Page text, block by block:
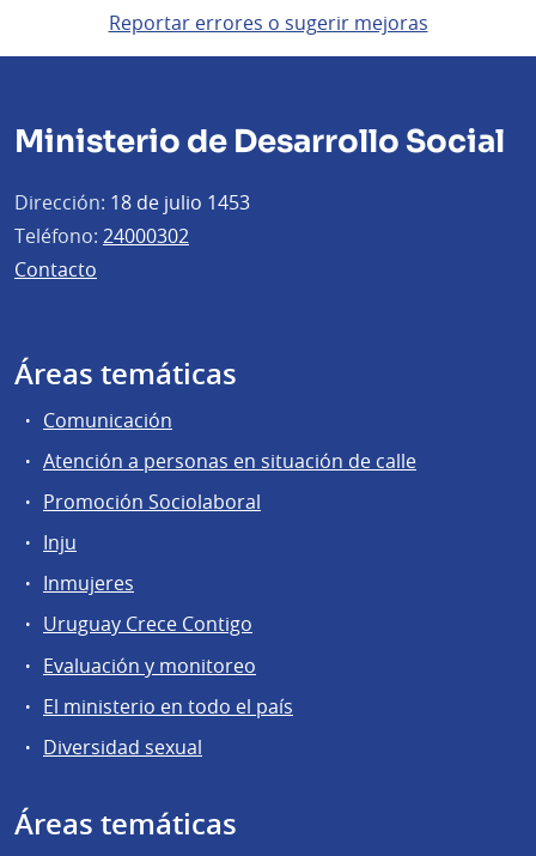
Reportar errores o sugerir mejoras
Ministerio de Desarrollo Social
Dirección: 18 de julio 1453
Teléfono: 24000302
Contacto
Áreas temáticas
Comunicación
Atención a personas en situación de calle
Promoción Sociolaboral
Inju
Inmujeres
Uruguay Crece Contigo
Evaluación y monitoreo
El ministerio en todo el país
Diversidad sexual
Áreas temáticas